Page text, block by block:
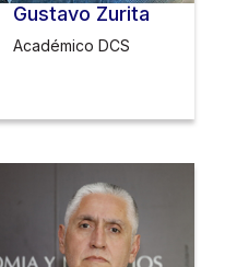
Gustavo Zurita
Académico DCS